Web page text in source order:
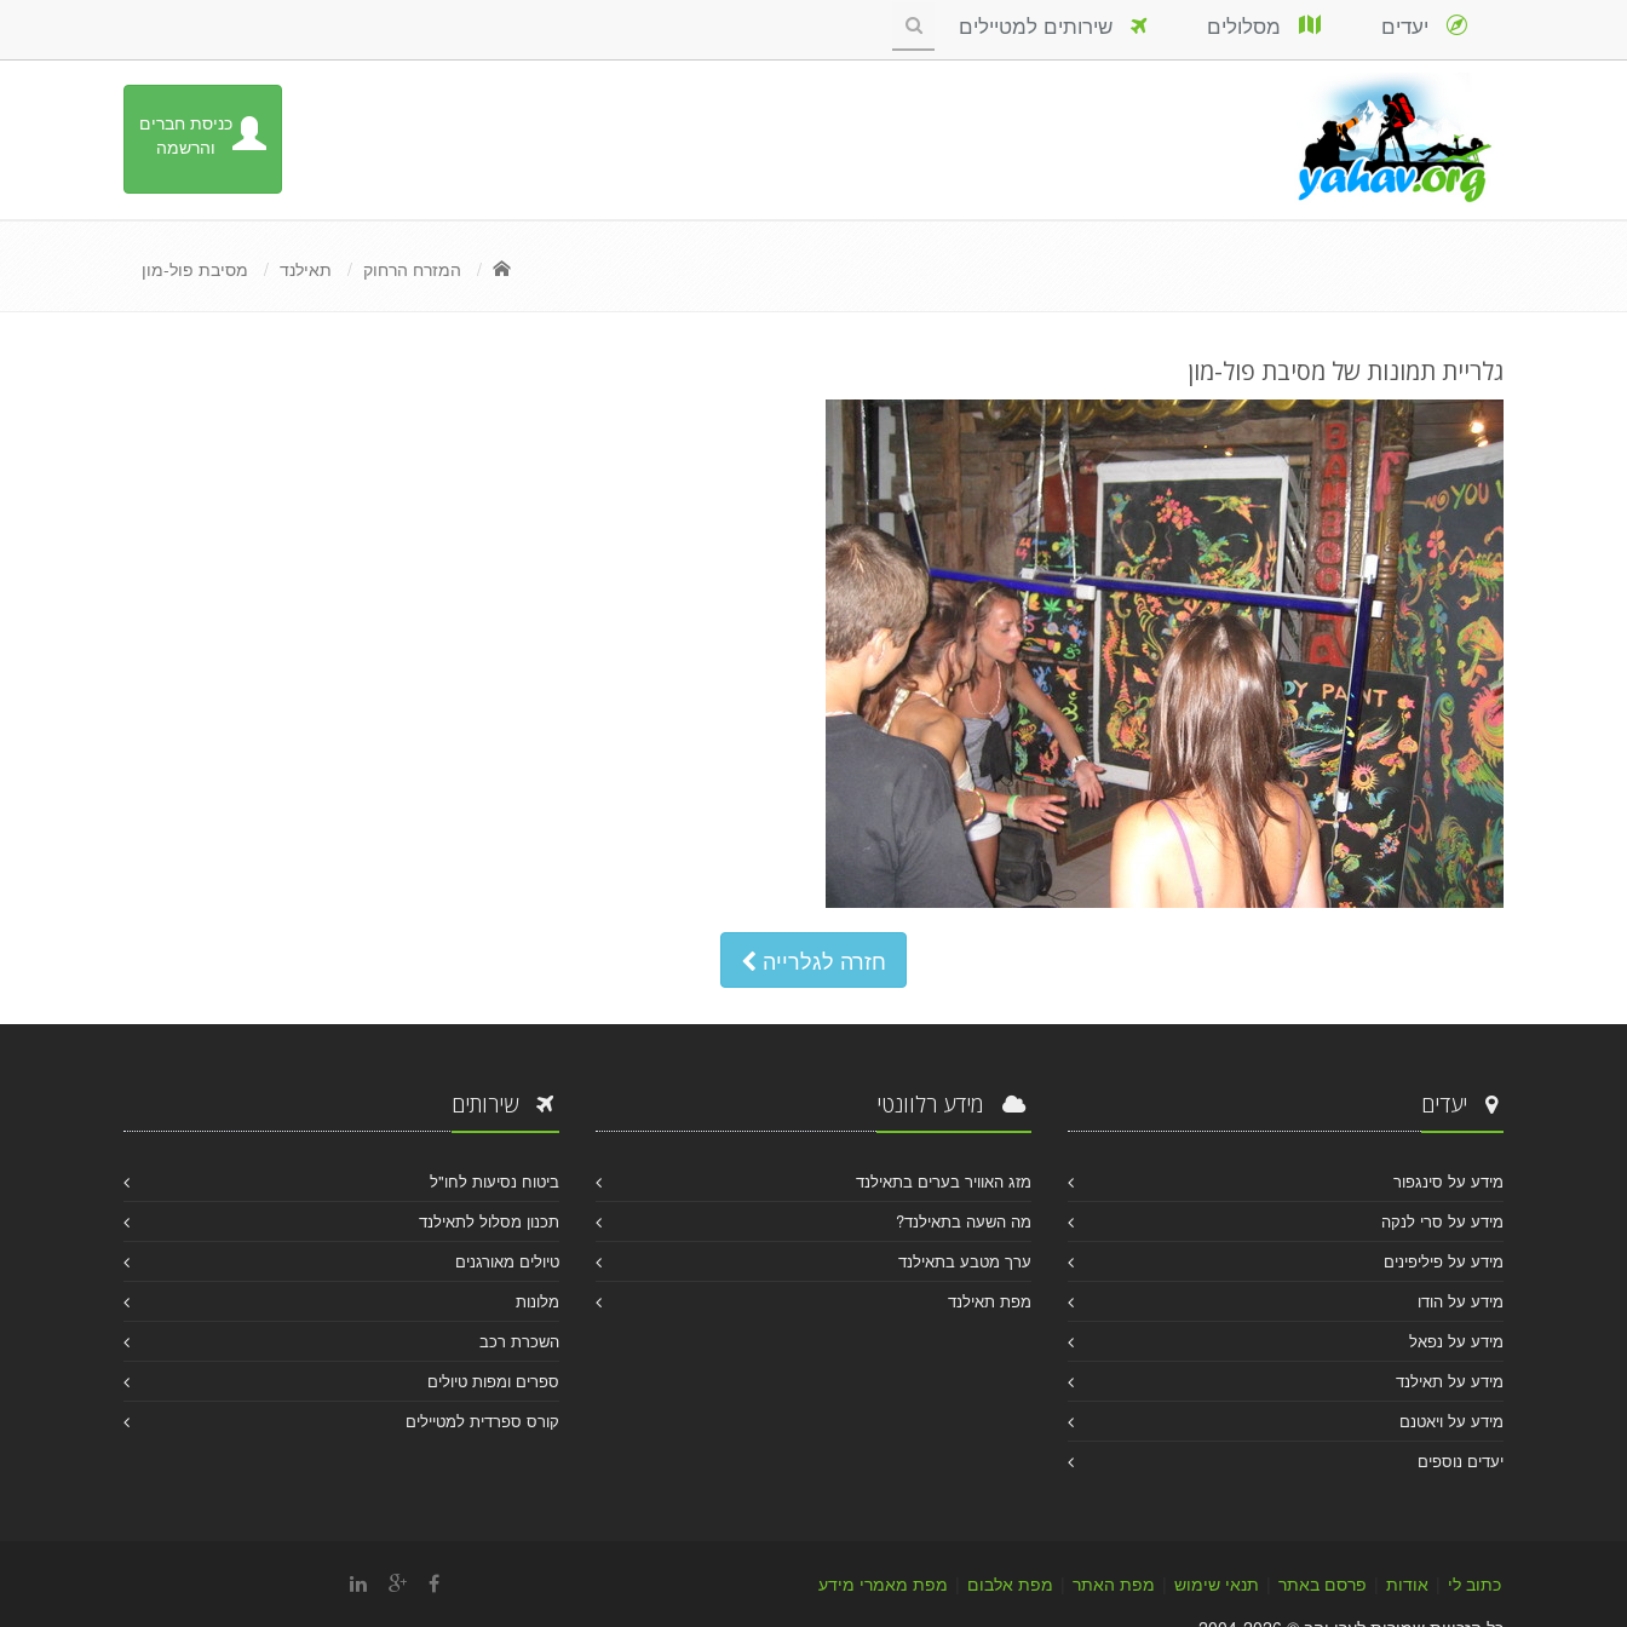
כניסת חברים
והרשמה
יעדים מסלולים שירותים למטיילים
המזרח הרחוק תאילנד מסיבת פול-מון
גלריית תמונות של מסיבת פול-מון
חזרה לגלרייה
יעדים
מידע על סינגפור
מידע על סרי לנקה
מידע על פיליפינים
מידע על הודו
מידע על נפאל
מידע על תאילנד
מידע על ויאטנם
יעדים נוספים
מידע רלוונטי
מזג האוויר בערים בתאילנד
מה השעה בתאילנד?
ערך מטבע בתאילנד
מפת תאילנד
שירותים
ביטוח נסיעות לחו"ל
תכנון מסלול לתאילנד
טיולים מאורגנים
מלונות
השכרת רכב
ספרים ומפות טיולים
קורס ספרדית למטיילים
כתוב לי אודות פרסם באתר תנאי שימוש מפת האתר מפת אלבום
מפת מאמרי מידע